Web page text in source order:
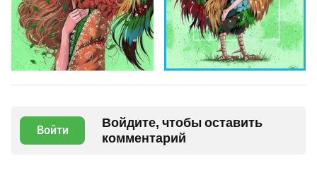
Войти
Войдите, чтобы оставить
комментарий